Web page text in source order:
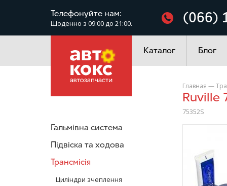
Телефонуйте нам:
Щоденно з 09:00 до 21:00. (066)
Каталог
Електроустаткування
Блог
Гальмівна система
Підвіска та ходова
Трансмісія
Циліндри зчеплення
Главная —
75352S